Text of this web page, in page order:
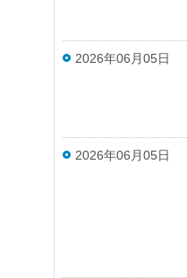
2026年06月05日
2026年06月05日